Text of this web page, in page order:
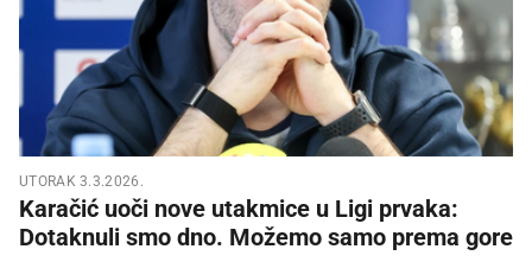
UTORAK 3.3.2026.
Karačić uoči nove utakmice u Ligi prvaka:
Dotaknuli smo dno. Možemo samo prema gore